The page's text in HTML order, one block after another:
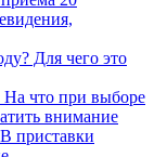
Для чего это
На что при выборе
внимание
приставки